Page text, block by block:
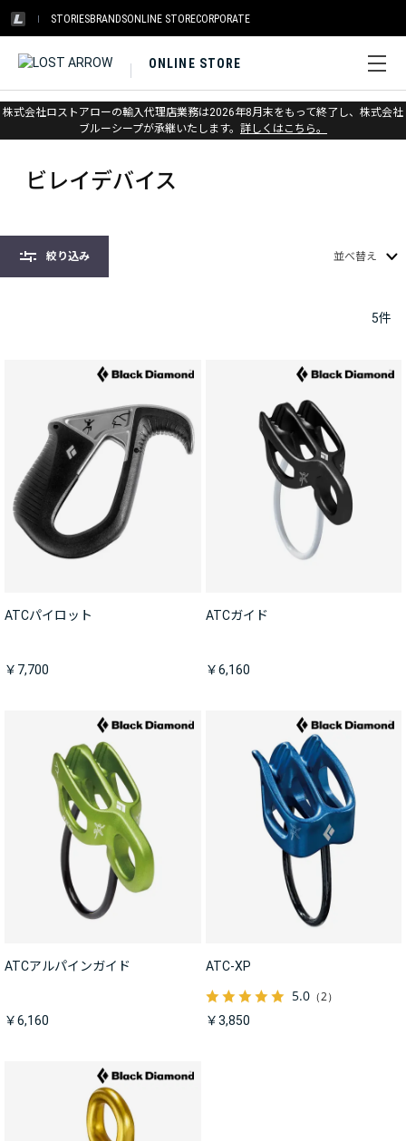
STORIESBRANDSONLINE STORECORPORATE
ONLINE STORE
株式会社ロストアローの輸入代理店業務は2026年8月末をもって終了し、株式会社
ブルーシープが承継いたします。 詳しくはこちら。
ホーム > ブラックダイヤモンド > クライミング > ビレイデバイス
ビレイデバイス
絞り込み 並べ替え
5件
ATCパイロット
￥7,700
ATCガイド
￥6,160
ATCアルパインガイド
￥6,160
ATC-XP
5.0（2）
￥3,850